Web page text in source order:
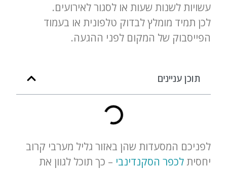
עשויות לשנות שעות או לסגור לאירועים.
לכן תמיד מומלץ לבדוק טלפונית או בעמוד
הפייסבוק של המקום לפני ההגעה.
תוכן עניינים
לפניכם המסעדות שהן באזור גליל מערבי קרוב
יחסיתלכפר הסקנדינבי – כך תוכל לגוון את